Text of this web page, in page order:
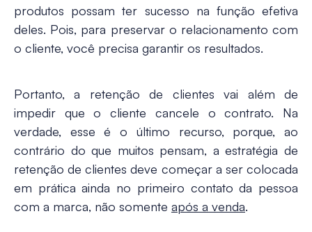
produtos possam ter sucesso na função efetiva
deles. Pois, para preservar o relacionamento com
o cliente, você precisa garantir os resultados.
Portanto, a retenção de clientes vai além de
impedir que o cliente cancele o contrato. Na
verdade, esse é o último recurso, porque, ao
contrário do que muitos pensam, a estratégia de
retenção de clientes deve começar a ser colocada
em prática ainda no primeiro contato da pessoa
com a marca, não somente após a venda.